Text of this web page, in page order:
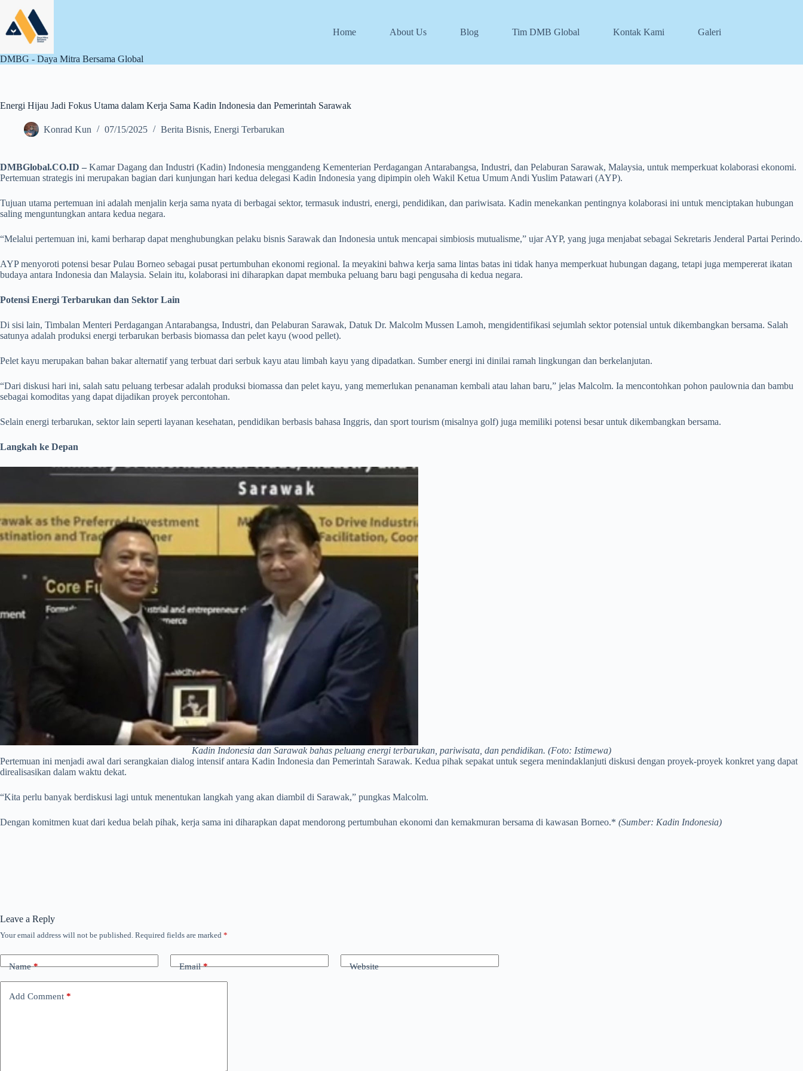
content
DMBG - Daya Mitra Bersama Global
Home About Us Blog Tim DMB Global Kontak Kami Galeri
Energi Hijau Jadi Fokus Utama dalam Kerja Sama Kadin Indonesia dan Pemerintah Sarawak
Konrad Kun 07/15/2025 Berita Bisnis, Energi Terbarukan
DMBGlobal.CO.ID – Kamar Dagang dan Industri (Kadin) Indonesia menggandeng Kementerian Perdagangan Antarabangsa, Industri, dan Pelaburan Sarawak, Malaysia, untuk memperkuat kolaborasi ekonomi.
Pertemuan strategis ini merupakan bagian dari kunjungan hari kedua delegasi Kadin Indonesia yang dipimpin oleh Wakil Ketua Umum Andi Yuslim Patawari (AYP).
Tujuan utama pertemuan ini adalah menjalin kerja sama nyata di berbagai sektor, termasuk industri, energi, pendidikan, dan pariwisata. Kadin menekankan pentingnya kolaborasi ini untuk menciptakan hubungan
saling menguntungkan antara kedua negara.
“Melalui pertemuan ini, kami berharap dapat menghubungkan pelaku bisnis Sarawak dan Indonesia untuk mencapai simbiosis mutualisme,” ujar AYP, yang juga menjabat sebagai Sekretaris Jenderal Partai Perindo.
AYP menyoroti potensi besar Pulau Borneo sebagai pusat pertumbuhan ekonomi regional. Ia meyakini bahwa kerja sama lintas batas ini tidak hanya memperkuat hubungan dagang, tetapi juga mempererat ikatan
budaya antara Indonesia dan Malaysia. Selain itu, kolaborasi ini diharapkan dapat membuka peluang baru bagi pengusaha di kedua negara.
Potensi Energi Terbarukan dan Sektor Lain
Di sisi lain, Timbalan Menteri Perdagangan Antarabangsa, Industri, dan Pelaburan Sarawak, Datuk Dr. Malcolm Mussen Lamoh, mengidentifikasi sejumlah sektor potensial untuk dikembangkan bersama. Salah
satunya adalah produksi energi terbarukan berbasis biomassa dan pelet kayu (wood pellet).
Pelet kayu merupakan bahan bakar alternatif yang terbuat dari serbuk kayu atau limbah kayu yang dipadatkan. Sumber energi ini dinilai ramah lingkungan dan berkelanjutan.
“Dari diskusi hari ini, salah satu peluang terbesar adalah produksi biomassa dan pelet kayu, yang memerlukan penanaman kembali atau lahan baru,” jelas Malcolm. Ia mencontohkan pohon paulownia dan bambu
sebagai komoditas yang dapat dijadikan proyek percontohan.
Selain energi terbarukan, sektor lain seperti layanan kesehatan, pendidikan berbasis bahasa Inggris, dan sport tourism (misalnya golf) juga memiliki potensi besar untuk dikembangkan bersama.
Langkah ke Depan
Kadin Indonesia dan Sarawak bahas peluang energi terbarukan, pariwisata, dan pendidikan. (Foto: Istimewa)
Pertemuan ini menjadi awal dari serangkaian dialog intensif antara Kadin Indonesia dan Pemerintah Sarawak. Kedua pihak sepakat untuk segera menindaklanjuti diskusi dengan proyek-proyek konkret yang dapat
direalisasikan dalam waktu dekat.
“Kita perlu banyak berdiskusi lagi untuk menentukan langkah yang akan diambil di Sarawak,” pungkas Malcolm.
Dengan komitmen kuat dari kedua belah pihak, kerja sama ini diharapkan dapat mendorong pertumbuhan ekonomi dan kemakmuran bersama di kawasan Borneo.* (Sumber: Kadin Indonesia)
Leave a Reply
Your email address will not be published. Required fields are marked *
Name* Email* Website
Add Comment *